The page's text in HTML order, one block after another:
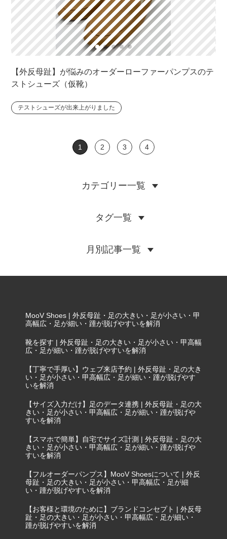
【外反母趾】が悩みのオーダーローファーパンプスのテ
ストシューズ（仮靴）
テストシューズが出来上がりました
1 2 3 4
カテゴリー一覧
タグ一覧
月別記事一覧
MooV Shoes | 外反母趾・足の大きい・足が小さい・甲
高幅広・足が細い・踵が脱げやすいを解消
靴を探す | 外反母趾・足の大きい・足が小さい・甲高幅
広・足が細い・踵が脱げやすいを解消
【丁寧で手厚い】ウェブ来店予約 | 外反母趾・足の大き
い・足が小さい・甲高幅広・足が細い・踵が脱げやす
いを解消
【サイズ入力だけ】足のデータ連携 | 外反母趾・足の大
きい・足が小さい・甲高幅広・足が細い・踵が脱げや
すいを解消
【スマホで簡単】自宅でサイズ計測 | 外反母趾・足の大
きい・足が小さい・甲高幅広・足が細い・踵が脱げや
すいを解消
【フルオーダーパンプス】MooV Shoesについて | 外反
母趾・足の大きい・足が小さい・甲高幅広・足が細
い・踵が脱げやすいを解消
【お客様と環境のために】ブランドコンセプト | 外反母
趾・足の大きい・足が小さい・甲高幅広・足が細い・
踵が脱げやすいを解消